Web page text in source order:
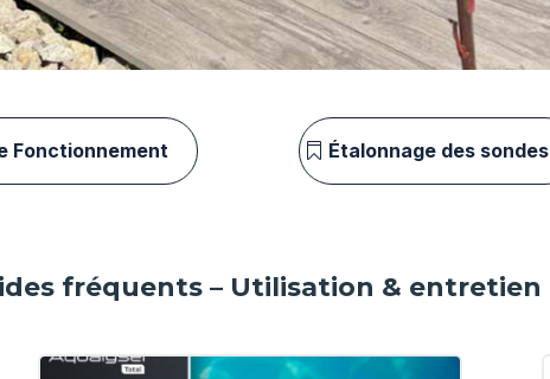
Fonctionnement Étalonnage des sondes
fréquents – Utilisation & entretien